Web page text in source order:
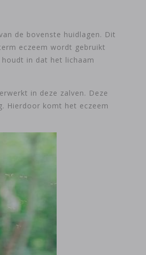
de bovenste huidlagen. Dit
eczeem wordt gebruikt
in dat het lichaam
in deze zalven. Deze
Hierdoor komt het eczeem